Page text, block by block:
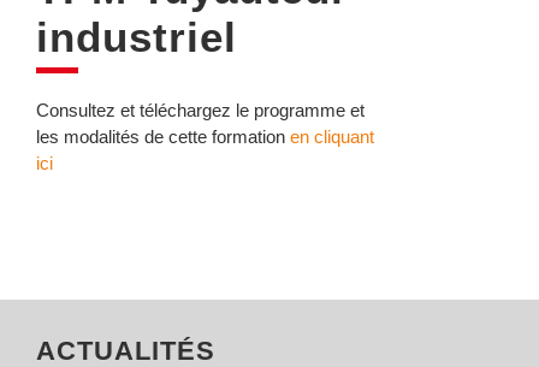
industriel
Consultez et téléchargez le programme et
les modalités de cette formation en cliquant
ici
ACTUALITÉS